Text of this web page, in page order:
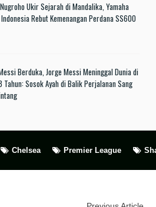
Ukir Sejarah di Mandalika, Yamaha
Rebut Kemenangan Perdana SS600
Berduka, Jorge Messi Meninggal Dunia di
Tahun: Sosok Ayah di Balik Perjalanan Sang
Chelsea Premier League